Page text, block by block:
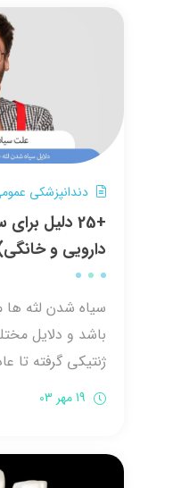
دندانپزشکی
+25 دلیل
دارویی و
سیاه شدن لثه ها
باشد و دلایل
ژنتیکی گرفته تا